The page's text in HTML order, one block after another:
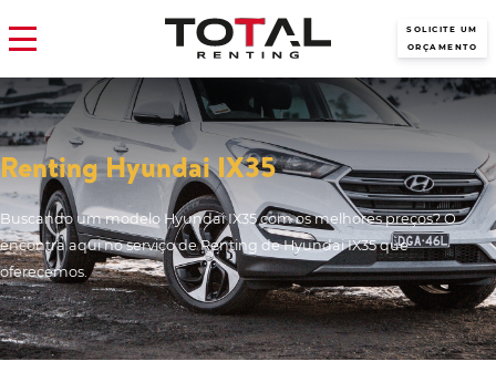
SOLICITE UM
ORÇAMENTO
Renting Hyundai IX35
Buscando um modelo Hyundai IX35 com os melhores preços? O
encontra aqui no serviço de Renting de Hyundai IX35 que
oferecemos.